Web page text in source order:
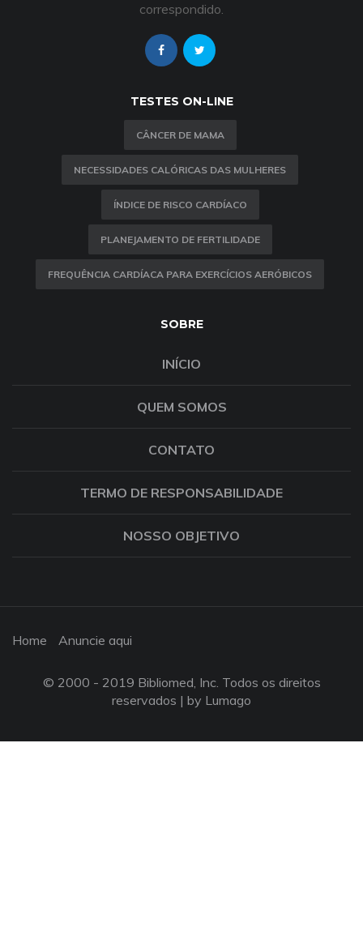
correspondido.
TESTES ON-LINE
CÂNCER DE MAMA
NECESSIDADES CALÓRICAS DAS MULHERES
ÍNDICE DE RISCO CARDÍACO
PLANEJAMENTO DE FERTILIDADE
FREQUÊNCIA CARDÍACA PARA EXERCÍCIOS AERÓBICOS
SOBRE
INÍCIO
QUEM SOMOS
CONTATO
TERMO DE RESPONSABILIDADE
NOSSO OBJETIVO
Home Anuncie aqui
© 2000 - 2019 Bibliomed, Inc. Todos os direitos
reservados | by Lumago